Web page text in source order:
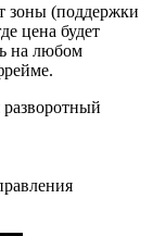
зоны (поддержки
цена будет
на любом